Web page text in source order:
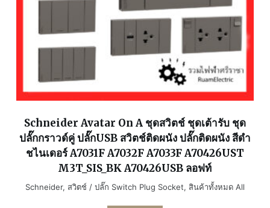
Schneider Avatar On A ชุดสวิตช์ ชุดเต้ารับ ชุด
ปลั๊กกราวด์คู่ ปลั๊กUSB สวิตช์ติดผนัง ปลั๊กติดผนัง สีดำ
ชไนเดอร์ A7031F A7032F A7033F A70426UST
M3T_SIS_BK A70426USB ลอฟท์
Schneider, สวิตช์ / ปลั๊ก Switch Plug Socket, สินค้าทั้งหมด All